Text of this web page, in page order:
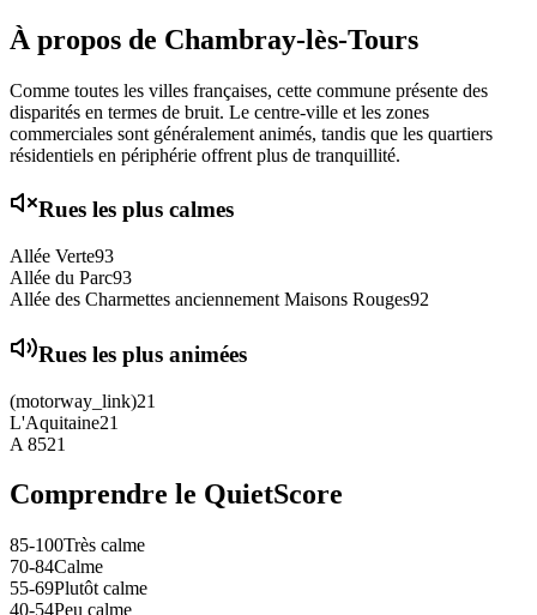
À propos de Chambray-lès-Tours
Comme toutes les villes françaises, cette commune présente des
disparités en termes de bruit. Le centre-ville et les zones
commerciales sont généralement animés, tandis que les quartiers
résidentiels en périphérie offrent plus de tranquillité.
Rues les plus calmes
Allée Verte93
Allée du Parc93
Allée des Charmettes anciennement Maisons Rouges92
Rues les plus animées
(motorway_link)21
L'Aquitaine21
A 8521
Comprendre le QuietScore
85-100Très calme
70-84Calme
55-69Plutôt calme
40-54Peu calme